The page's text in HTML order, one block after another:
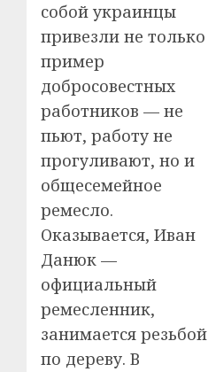
собой украинцы
привезли не только
пример
добросовестных
работников — не
пьют, работу не
прогуливают, но и
общесемейное
ремесло.
Оказывается, Иван
Данюк —
официальный
ремесленник,
занимается резьбой
по дереву. В